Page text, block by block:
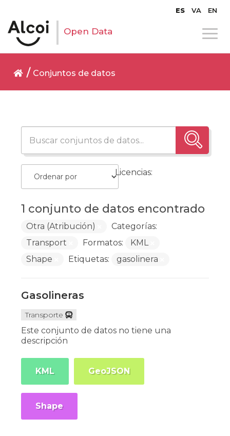
ES VA EN
Open Data
Conjuntos de datos
1 conjunto de datos encontrado
Licencias:
Otra (Atribución)
Categorías:
Transport
Formatos:
KML
Shape
Etiquetas: gasolinera
Gasolineras
Transporte
Este conjunto de datos no tiene una
descripción
KML GeoJSON
Shape